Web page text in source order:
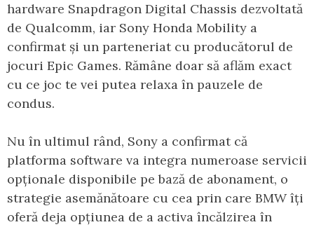
hardware Snapdragon Digital Chassis dezvoltată
de Qualcomm, iar Sony Honda Mobility a
confirmat și un parteneriat cu producătorul de
jocuri Epic Games. Rămâne doar să aflăm exact
cu ce joc te vei putea relaxa în pauzele de
condus.
Nu în ultimul rând, Sony a confirmat că
platforma software va integra numeroase servicii
opționale disponibile pe bază de abonament, o
strategie asemănătoare cu cea prin care BMW îți
oferă deja opțiunea de a activa încălzirea în